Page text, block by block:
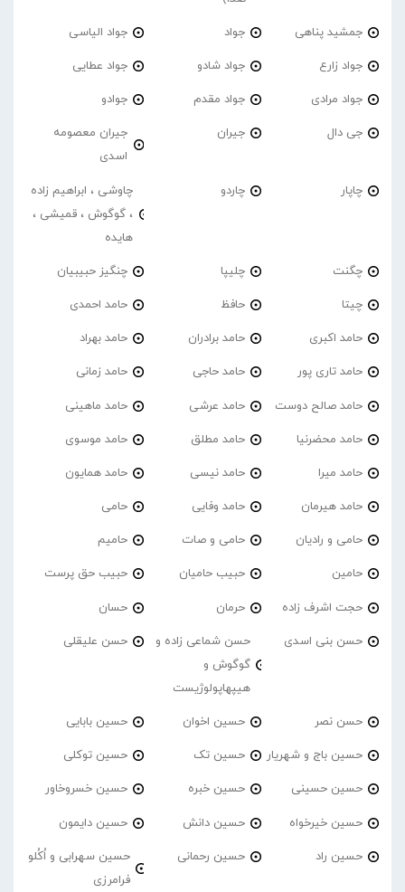
جمشید پناهی جواد جواد الیاسی
جواد زارع جواد شادو جواد عطایی
جواد مرادی جواد مقدم جوادو
جی دال جیران
جیران معصومه
اسدی
چاپار چاردو
چاوشی ، ابراهیم زاده
، گوگوش ، قمیشی ،
هایده
چگنت چلیپا چنگیز حبیبیان
چیتا حافظ حامد احمدی
حامد اکبری حامد برادران حامد بهراد
حامد تاری پور حامد حاجی حامد زمانی
حامد صالح دوست حامد عرشی حامد ماهینی
حامد محضرنیا حامد مطلق حامد موسوی
حامد میرا حامد نیسی حامد همایون
حامد هیرمان حامد وفایی حامی
حامی و رادیان حامی و صات حامیم
حامین حبیب حامیان حبیب حق پرست
حجت اشرف زاده حرمان حسان
حسن بنی اسدی
حسن شماعی زاده و
گوگوش و
هیپهاپولوژیست
حسن علیقلی
حسن نصر حسین اخوان حسین بابایی
حسین باج و شهریار حسین تک حسین توکلی
حسین حسینی حسین خبره حسین خسروخاور
حسین خیرخواه حسین دانش حسین دایمون
حسین راد حسین رحمانی
حسین سهرابی و اُکُلو
فرامرزی